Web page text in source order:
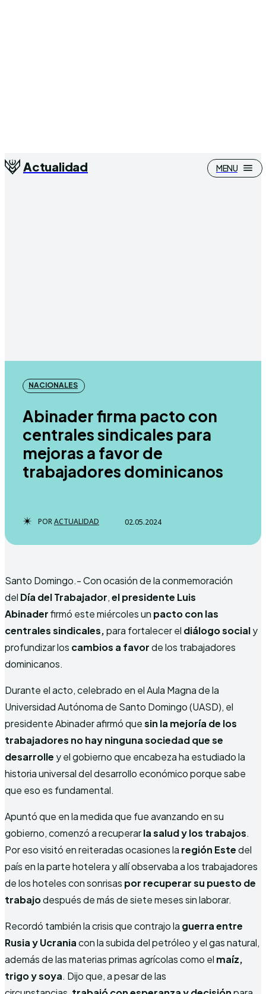
Actualidad MENU
NACIONALES
Abinader firma pacto con
centrales sindicales para
mejoras a favor de
trabajadores dominicanos
PORACTUALIDAD 02.05.2024
Santo Domingo.- Con ocasión de la conmemoración
del Día del Trabajador,el presidente Luis
Abinaderfirmó este miércoles un pacto con las
centrales sindicales,para fortalecer el diálogo socialy
profundizar los cambios a favorde los trabajadores
dominicanos.
Durante el acto, celebrado en el Aula Magna de la
Universidad Autónoma de Santo Domingo (UASD), el
presidente Abinader afirmó quesin la mejoría de los
trabajadores no hay ninguna sociedad que se
desarrolle y el gobierno que encabeza ha estudiado la
historia universal del desarrollo económico porque sabe
que eso es fundamental.
Apuntó que en la medida que fue avanzando en su
gobierno, comenzó a recuperarla salud y los trabajos.
Por eso visitó en reiteradas ocasiones la región Estedel
país en la parte hotelera y allí observaba a los trabajadores
de los hoteles con sonrisas por recuperar su puesto de
trabajodespués de más de siete meses sin laborar.
Recordó también la crisis que contrajo la guerra entre
Rusia y Ucraniacon la subida del petróleo y el gas natural,
además de las materias primas agrícolas como el maíz,
trigo y soya. Dijo que, a pesar de las